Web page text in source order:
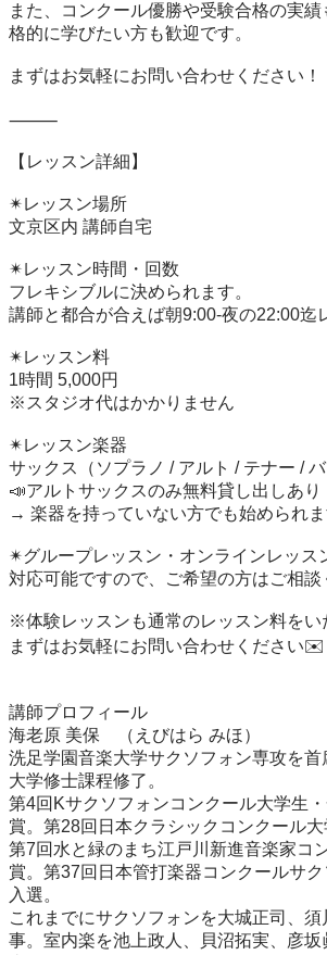
また、コンクール優勝や受験合格の実
格的に学びたい方も歓迎です。
まずはお気軽にお問い合わせください！
⸻
【レッスン詳細】
✴︎レッスン場所
文京区内 講師自宅
✴︎レッスン時間・回数
フレキシブルに決められます。
講師と都合が合えば朝9:00-夜の22:00迄
✴︎レッスン料
1時間 5,000円
※スタジオ代はかかりません
✴︎レッスン楽器
サックス（ソプラノ / アルト / テナー / バ
📣アルトサックスのみ無料貸し出しあり
→ 楽器を持っていない方でも始められま
✴︎グループレッスン・オンラインレッス
対応可能ですので、ご希望の方はご相談
※体験レッスンも通常のレッスン料をい
まずはお気軽にお問い合わせください✉️
講師プロフィール
海老原 美保　（えびはら みほ）
洗足学園音楽大学サクソフォン専攻を
大学修士課程修了。
第4回Kサクソフォンコンクール大学生
賞。第28回日本クラシックコンクール大
第7回水と緑のまち江戸川新進音楽家コ
賞。第37回日本管打楽器コンクールサ
入選。
これまでにサクソフォンを大城正司、
事。室内楽を池上政人、貝沼拓実、彦坂